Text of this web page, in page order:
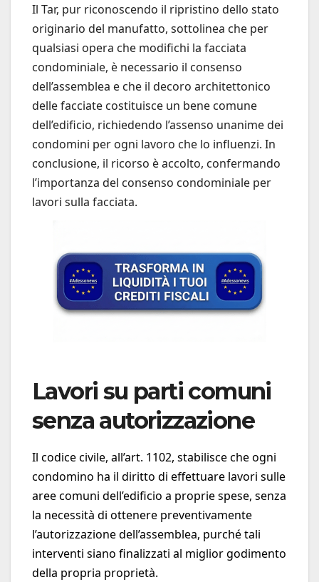
Il Tar, pur riconoscendo il ripristino dello stato
originario del manufatto, sottolinea che per
qualsiasi opera che modifichi la facciata
condominiale, è necessario il consenso
dell’assemblea e che il decoro architettonico
delle facciate costituisce un bene comune
dell’edificio, richiedendo l’assenso unanime dei
condomini per ogni lavoro che lo influenzi. In
conclusione, il ricorso è accolto, confermando
l’importanza del consenso condominiale per
lavori sulla facciata.
Lavori su parti comuni
senza autorizzazione
Il codice civile, all’art. 1102, stabilisce che ogni
condomino ha il diritto di effettuare lavori sulle
aree comuni dell’edificio a proprie spese, senza
la necessità di ottenere preventivamente
l’autorizzazione dell’assemblea, purché tali
interventi siano finalizzati al miglior godimento
della propria proprietà.